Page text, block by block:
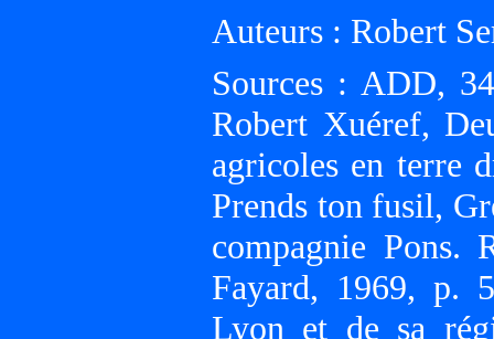
Auteurs : Robert
Sources : ADD,
Robert Xuéref,
agricoles en terre
Prends ton fusil,
compagnie Pons.
Fayard, 1969, p.
Lyon et de sa